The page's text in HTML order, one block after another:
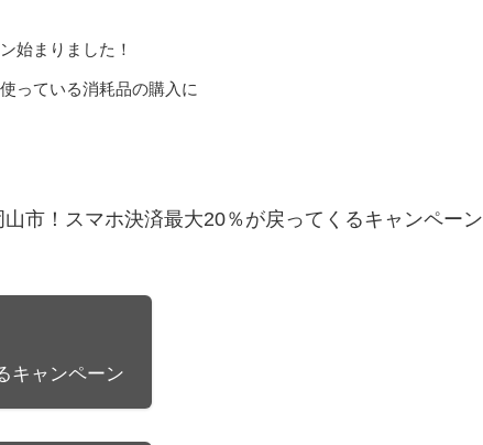
始まりました！
っている消耗品の購入に
市！スマホ決済最大20％が戻ってくるキャンペーン
キャンペーン